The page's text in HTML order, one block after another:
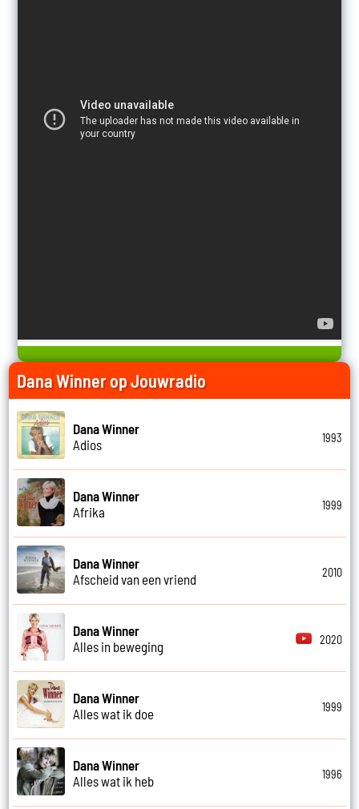
Dana Winner op Jouwradio
Dana Winner
Adios
1993
Dana Winner
Afrika
1999
Dana Winner
Afscheid van een vriend
2010
Dana Winner
Alles in beweging
2020
Dana Winner
Alles wat ik doe
1999
Dana Winner
Alles wat ik heb
1996